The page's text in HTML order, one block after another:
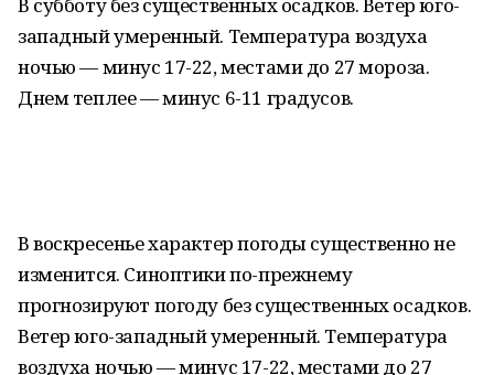
западный умеренный. Температура воздуха
ночью — минус 17-22, местами до 27 мороза.
Днем теплее — минус 6-11 градусов.
В воскресенье характер погоды существенно не
изменится. Синоптики по-прежнему
прогнозируют погоду без существенных осадков.
Ветер юго-западный умеренный. Температура
воздуха ночью — минус 17-22, местами до 27